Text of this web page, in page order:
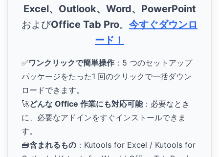
Excel、Outlook、Word、PowerPoint
およびOffice Tab Pro。 今すぐダウンロ
ード！
✅ワンクリックで簡単操作 ：5 つのセットアップ
パッケージをたった1 回のクリックで一括ダウン
ロードできます。
🚀どんな Office 作業にも対応可能：必要なとき
に、必要なアドインをすぐインストールできま
す。
🧰含まれるもの ：Kutools for Excel / Kutools for